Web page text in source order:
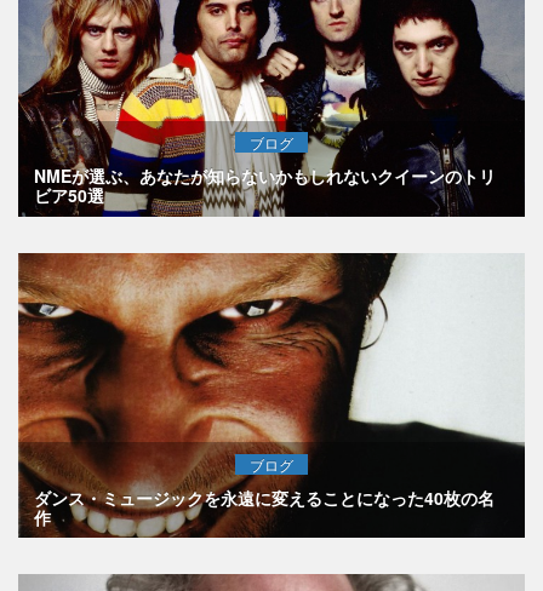
ブログ
NMEが選ぶ、あなたが知らないかもしれないクイーンのトリ
ビア50選
ブログ
ダンス・ミュージックを永遠に変えることになった40枚の名
作